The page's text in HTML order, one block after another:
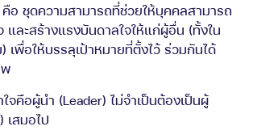
อ ชุดความสามารถที่ช่วยให้บุคคลสามารถ
และสร้างแรงบันดาลใจให้แก่ผู้อื่น (ทั้งใน
เพื่อให้บรรลุเป้าหมายที่ตั้งไว้ ร่วมกันได้
จคือผู้นำ (Leader) ไม่จำเป็นต้องเป็นผู้
เสมอไป